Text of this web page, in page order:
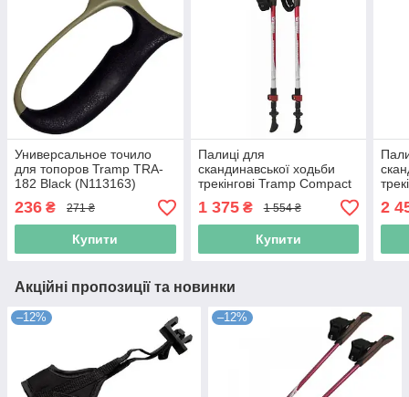
Универсальное точило
для топоров Tramp TRA-
182 Black (N113163)
236 ₴ 271 ₴
Купити
Палиці для
скандинавської ходьби
трекінгові Tramp Compact
TRR-004 (N008777)
1 375₴ 1 554 ₴
Купити
2
Акційні пропозиції та новинки
–12% –12%